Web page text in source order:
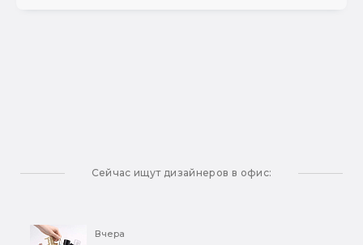
Сейчас ищут дизайнеров в офис:
Вчера